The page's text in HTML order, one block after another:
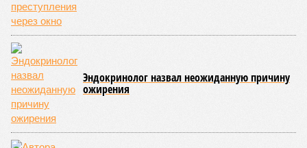
Эндокринолог назвал неожиданную причину
ожирения